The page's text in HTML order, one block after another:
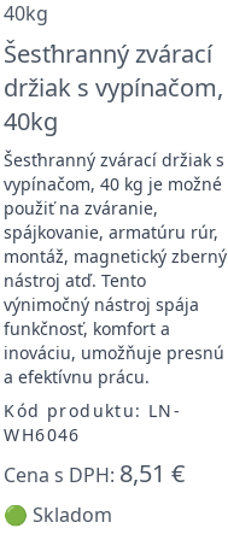
Šesťhranný zvárací
držiak s vypínačom,
40kg
Šesťhranný zvárací držiak s
vypínačom, 40 kg je možné
použiť na zváranie,
spájkovanie, armatúru rúr,
montáž, magnetický zberný
nástroj atď. Tento
výnimočný nástroj spája
funkčnosť, komfort a
inováciu, umožňuje presnú
a efektívnu prácu.
Kód produktu: LN-
WH6046
Cena s DPH: 8,51 €
🟢 Skladom